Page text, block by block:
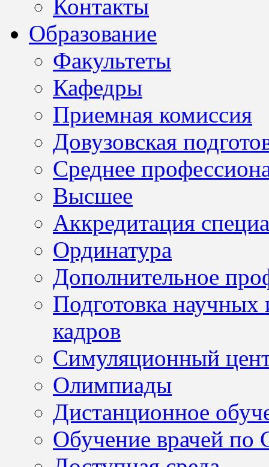
Контакты
Образование
Факультеты
Кафедры
Приемная комиссия
Довузовская
Среднее
Высшее
Аккредитация
Ординатура
Дополнительное
Подготовка научных
кадров
Симуляционный
Олимпиады
Дистанционное
Обучение врачей по